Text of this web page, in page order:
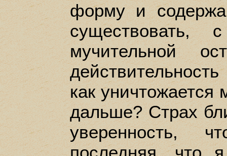
форму и
существовать,
мучительной
как
дальше? Страх
уверенность,
последняя, что